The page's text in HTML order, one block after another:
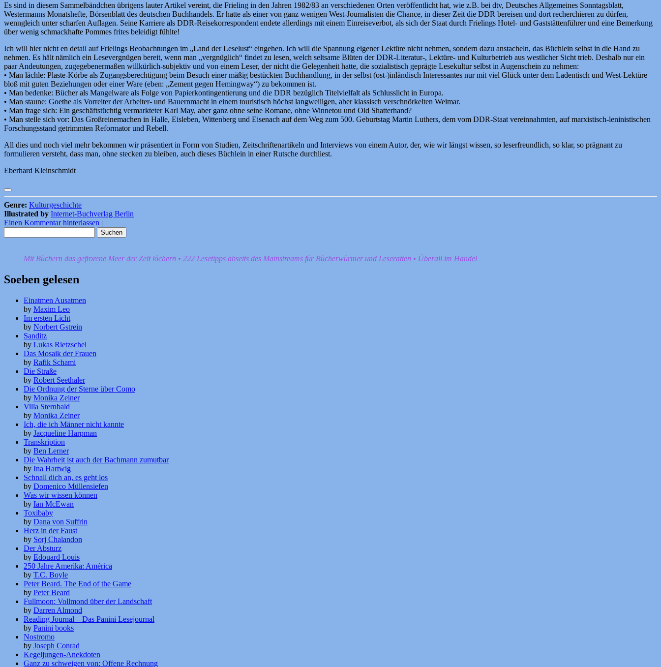
Es sind in diesem Sammelbändchen übrigens lauter Artikel vereint, die Frieling in den Jahren 1982/83 an verschiedenen Orten veröffentlicht hat, wie z.B. bei dtv, Deutsches Allgemeines Sonntagsblatt,
Westermanns Monatshefte, Börsenblatt des deutschen Buchhandels. Er hatte als einer von ganz wenigen West-Journalisten die Chance, in dieser Zeit die DDR bereisen und dort recherchieren zu dürfen,
wenngleich unter scharfen Auflagen. Seine Karriere als DDR-Reisekorrespondent endete allerdings mit einem Einreiseverbot, als sich der Staat durch Frielings Hotel- und Gaststättenführer und eine Bemerkung
über wenig schmackhafte Pommes frites beleidigt fühlte!
Ich will hier nicht en detail auf Frielings Beobachtungen im „Land der Leselust“ eingehen. Ich will die Spannung eigener Lektüre nicht nehmen, sondern dazu anstacheln, das Büchlein selbst in die Hand zu
nehmen. Es hält nämlich ein Lesevergnügen bereit, wenn man „vergnüglich“ findet zu lesen, welch seltsame Blüten der DDR-Literatur-, Lektüre- und Kulturbetrieb aus westlicher Sicht trieb. Deshalb nur ein
paar Andeutungen, zugegebenermaßen willkürlich-subjektiv und von einem Leser, der nicht die Gelegenheit hatte, die sozialistisch geprägte Lesekultur selbst in Augenschein zu nehmen:
• Man lächle: Plaste-Körbe als Zugangsberechtigung beim Besuch einer mäßig bestückten Buchhandlung, in der selbst (ost-)inländisch Interessantes nur mit viel Glück unter dem Ladentisch und West-Lektüre
bloß mit guten Beziehungen oder einer Ware (eben: „Zement gegen Hemingway“) zu bekommen ist.
• Man bedenke: Bücher als Mangelware als Folge von Papierkontingentierung und die DDR bezüglich Titelvielfalt als Schlusslicht in Europa.
• Man staune: Goethe als Vorreiter der Arbeiter- und Bauernmacht in einem touristisch höchst langweiligen, aber klassisch verschnörkelten Weimar.
• Man frage sich: Ein geschäftstüchtig vermarkteter Karl May, aber ganz ohne seine Romane, ohne Winnetou und Old Shatterhand?
• Man stelle sich vor: Das Großreinemachen in Halle, Eisleben, Wittenberg und Eisenach auf dem Weg zum 500. Geburtstag Martin Luthers, dem vom DDR-Staat vereinnahmten, auf marxistisch-leninistischen
Forschungsstand getrimmten Reformator und Rebell.
All dies und noch viel mehr bekommen wir präsentiert in Form von Studien, Zeitschriftenartikeln und Interviews von einem Autor, der, wie wir längst wissen, so leserfreundlich, so klar, so prägnant zu
formulieren versteht, dass man, ohne stecken zu bleiben, auch dieses Büchlein in einer Rutsche durchliest.
Eberhard Kleinschmidt
Genre: Kulturgeschichte
Illustrated by Internet-Buchverlag Berlin
Einen Kommentar hinterlassen |
nach:
Mit Büchern das gefrorene Meer der Zeit löchern • 222 Lesetipps abseits des Mainstreams für Bücherwürmer und Leseratten • Überall im Handel
Soeben gelesen
Einatmen Ausatmen
by Maxim Leo
Im ersten Licht
by Norbert Gstrein
Sanditz
by Lukas Rietzschel
Das Mosaik der Frauen
by Rafik Schami
Die Straße
by Robert Seethaler
Die Ordnung der Sterne über Como
by Monika Zeiner
Villa Sternbald
by Monika Zeiner
Ich, die ich Männer nicht kannte
by Jacqueline Harpman
Transkription
by Ben Lerner
Die Wahrheit ist auch der Bachmann zumutbar
by Ina Hartwig
Schnall dich an, es geht los
by Domenico Müllensiefen
Was wir wissen können
by Ian McEwan
Toxibaby
by Dana von Suffrin
Herz in der Faust
by Sorj Chalandon
Der Absturz
by Edouard Louis
250 Jahre Amerika: América
by T.C. Boyle
Peter Beard. The End of the Game
by Peter Beard
Fullmoon: Vollmond über der Landschaft
by Darren Almond
Reading Journal – Das Panini Lesejournal
by Panini books
Nostromo
by Joseph Conrad
Kegeljungen-Anekdoten
Ganz zu schweigen von: Offene Rechnung